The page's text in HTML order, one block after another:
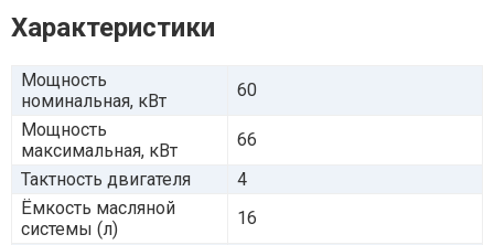
Характеристики
Мощность
номинальная, кВт
60
Мощность
максимальная, кВт
66
Тактность двигателя
4
Ёмкость масляной
системы (л)
16